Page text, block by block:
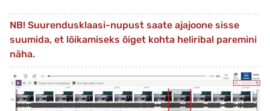
NB! Suurendusklaasi-nupust saate ajajoone sisse
suumida, et lõikamiseks õiget kohta heliribal paremini
näha.